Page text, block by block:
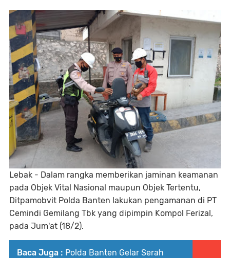
Lebak - Dalam rangka memberikan jaminan keamanan
pada Objek Vital Nasional maupun Objek Tertentu,
Ditpamobvit Polda Banten lakukan pengamanan di PT
Cemindi Gemilang Tbk yang dipimpin Kompol Ferizal,
pada Jum'at (18/2).
Baca Juga : Polda Banten Gelar Serah